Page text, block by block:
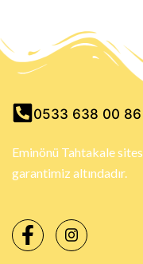
0533 638 00 86
Eminönü Tahtakale
garantimiz altındadır.